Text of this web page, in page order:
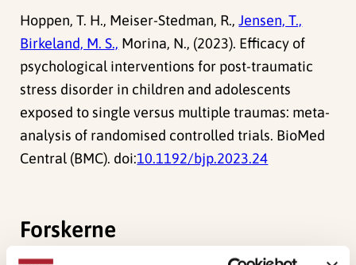
Hoppen, T. H., Meiser-Stedman, R.,Jensen, T.,
Birkeland, M. S., Morina, N., (2023). Efficacy of
psychological interventions for post-traumatic
stress disorder in children and adolescents
exposed to single versus multiple traumas: meta-
analysis of randomised controlled trials. BioMed
Central (BMC). doi:10.1192/bjp.2023.24
Forskerne